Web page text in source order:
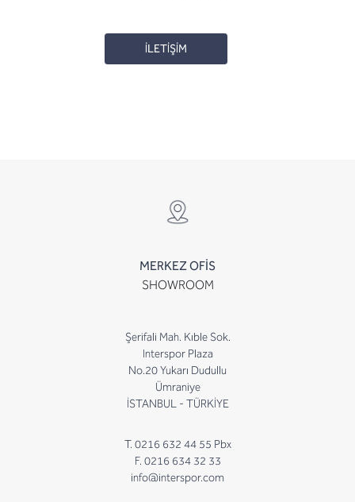
İLETİŞİM
MERKEZ OFİS
SHOWROOM
Şerifali Mah. Kıble Sok.
Interspor Plaza
No.20 Yukarı Dudullu
Ümraniye
İSTANBUL - TÜRKİYE
T. 0216 632 44 55 Pbx
F. 0216 634 32 33
info@interspor.com